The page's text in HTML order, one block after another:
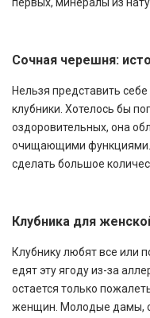
Сочная черешня:
Нельзя представить
клубники. Хотелось бы
оздоровительных, она
очищающими функциями.
сделать большое
Клубника для
Клубнику любят все или
едят эту ягоду из-за
остается только
женщин. Молодые дамы,